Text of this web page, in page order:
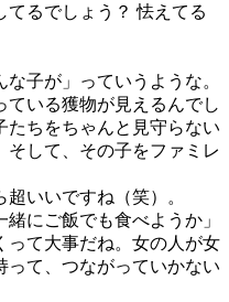
てるでしょう？ 怯えてる
子が」っていうような。
ている獲物が見えるんでし
たちをちゃんと見守らない
そして、その子をファミレ
いいですね（笑）。
にご飯でも食べようか」
って大事だね。女の人が女
って、つながっていかない